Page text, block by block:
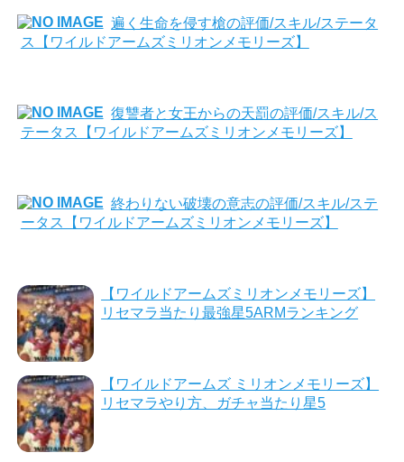
遍く生命を侵す槍の評価/スキル/ステータ
ス【ワイルドアームズミリオンメモリーズ】
復讐者と女王からの天罰の評価/スキル/ス
テータス【ワイルドアームズミリオンメモリーズ】
終わりない破壊の意志の評価/スキル/ステ
ータス【ワイルドアームズミリオンメモリーズ】
【ワイルドアームズミリオンメモリーズ】
リセマラ当たり最強星5ARMランキング
【ワイルドアームズ ミリオンメモリーズ】
リセマラやり方、ガチャ当たり星5